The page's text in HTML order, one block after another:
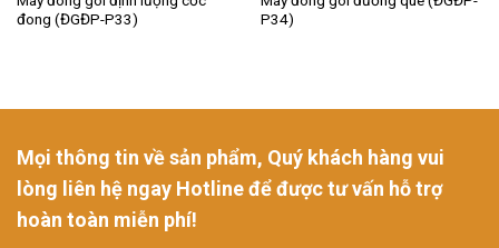
đong (ĐGĐP-P33)
P34)
Mọi thông tin về sản phẩm, Quý khách hàng vui
lòng liên hệ ngay Hotline để được tư vấn hỗ trợ
hoàn toàn miễn phí!